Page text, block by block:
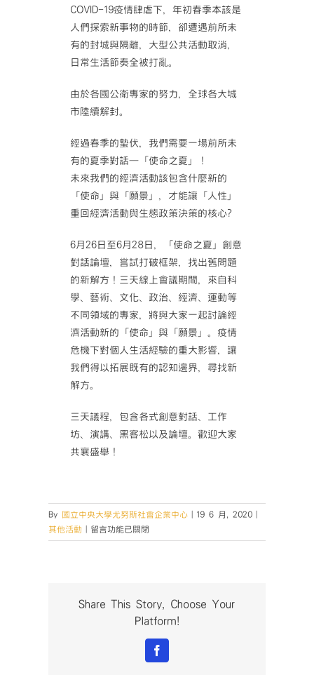
COVID-19疫情肆虐下，年初春季本該是
人們探索新事物的時節，卻遭遇前所未
有的封城與隔離，大型公共活動取消，
日常生活節奏全被打亂。
由於各國公衛專家的努力，全球各大城
市陸續解封。
經過春季的蟄伏，我們需要一場前所未
有的夏季對話—「使命之夏」！
未來我們的經濟活動該包含什麼新的
「使命」與「願景」， 才能讓「人性」
重回經濟活動與生態政策決策的核心?
6月26日至6月28日，「使命之夏」創意
對話論壇，嘗試打破框架，找出舊問題
的新解方！三天線上會議期間，來自科
學、藝術、文化、政治、經濟、運動等
不同領域的專家 ，將與大家一起討論經
濟活動新的「使命」與「願景」。疫情
危機下對個人生活經驗的重大影響，讓
我們得以拓展既有的認知邊界，尋找新
解方。
三天議程，包含各式創意對話、工作
坊、演講、黑客松以及論壇。歡迎大家
共襄盛舉！
By 國立中央大學尤努斯社會企業中心 19 6 月, 2020
其他活動
在
〈【線
2020-
留言功能已關閉
Share This Story, Choose Your
Platform!
Facebook